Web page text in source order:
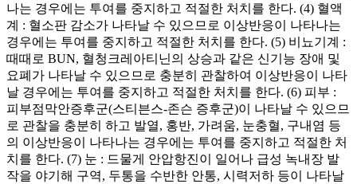
나는 경우에는 투여를 중지하고 적절한 처치를 한다. (4) 혈액
계 : 혈소판 감소가 나타날 수 있으므로 이상반응이 나타나는
경우에는 투여를 중지하고 적절한 처치를 한다. (5) 비뇨기계 :
때때로 BUN, 혈청크레아티닌의 상승과 같은 신기능 장애 및
요폐가 나타날 수 있으므로 충분히 관찰하여 이상반응이 나타
날 경우에는 투여를 중지하고 적절한 처치를 한다. (6) 피부 :
피부점막안증후군(스티븐스-존슨 증후군)이 나타날 수 있으므
로 관찰을 충분히 하고 발열, 홍반, 가려움, 눈충혈, 구내염 등
의 이상반응이 나타나는 경우에는 투여를 중지하고 적절한 처
치를 한다. (7) 눈 : 드물게 안압항진이 일어나 급성 녹내장 발
작을 야기해 구역, 두통을 수반한 안통, 시력저하 등이 나타날